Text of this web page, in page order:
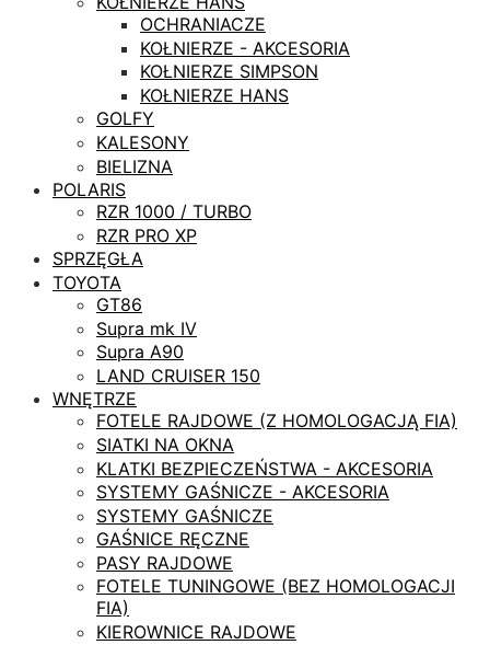
OCHRANIACZE
KOŁNIERZE - AKCESORIA
KOŁNIERZE SIMPSON
KOŁNIERZE HANS
GOLFY
KALESONY
BIELIZNA
POLARIS
RZR 1000 / TURBO
RZR PRO XP
SPRZĘGŁA
TOYOTA
GT86
Supra mk IV
Supra A90
LAND CRUISER 150
WNĘTRZE
FOTELE RAJDOWE (Z HOMOLOGACJĄ FIA)
SIATKI NA OKNA
KLATKI BEZPIECZEŃSTWA - AKCESORIA
SYSTEMY GAŚNICZE - AKCESORIA
SYSTEMY GAŚNICZE
GAŚNICE RĘCZNE
PASY RAJDOWE
FOTELE TUNINGOWE (BEZ HOMOLOGACJI
FIA)
KIEROWNICE RAJDOWE